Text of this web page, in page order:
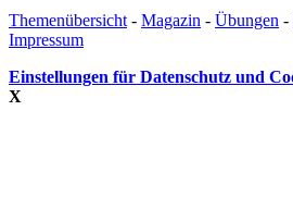
Themenübersicht - Magazin - Übungen -
Impressum
Einstellungen für Datenschutz und
X